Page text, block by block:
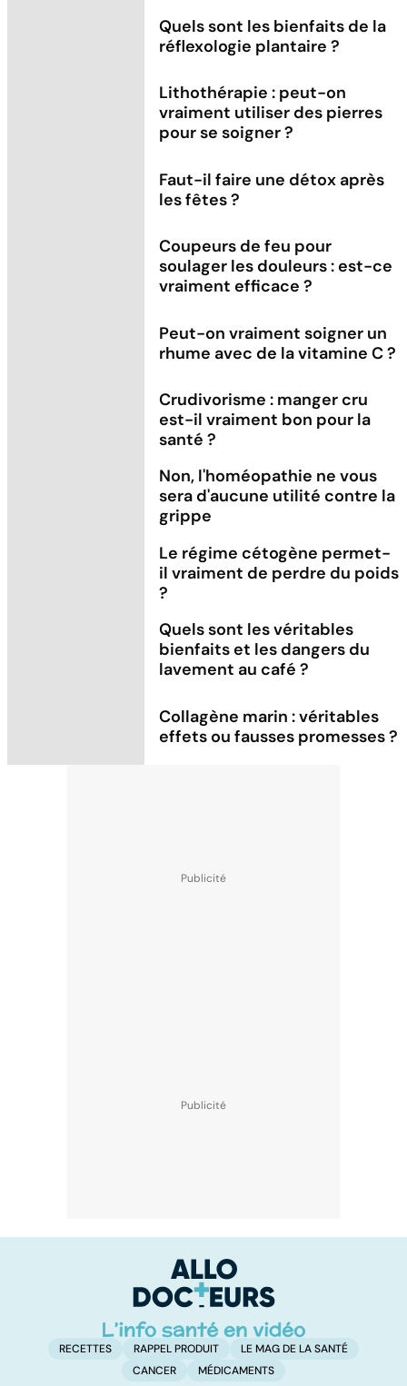
Quels sont les bienfaits de la
réflexologie plantaire ?
Lithothérapie : peut-on
vraiment utiliser des pierres
pour se soigner ?
Faut-il faire une détox après
les fêtes ?
Coupeurs de feu pour
soulager les douleurs : est-ce
vraiment efficace ?
Peut-on vraiment soigner un
rhume avec de la vitamine C ?
Crudivorisme : manger cru
est-il vraiment bon pour la
santé ?
Non, l'homéopathie ne vous
sera d'aucune utilité contre la
grippe
Le régime cétogène permet-
il vraiment de perdre du poids
?
Quels sont les véritables
bienfaits et les dangers du
lavement au café ?
Collagène marin : véritables
effets ou fausses promesses ?
RECETTES RAPPEL PRODUIT
LE MAG DE LA SANTÉ
CANCER
MÉDICAMENTS